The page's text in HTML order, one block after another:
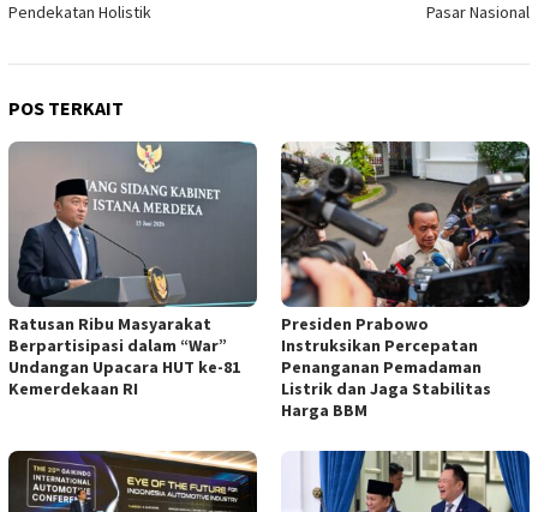
Pendekatan Holistik
Pasar Nasional
POS TERKAIT
Ratusan Ribu Masyarakat
Berpartisipasi dalam “War”
Undangan Upacara HUT ke-81
Kemerdekaan RI
Presiden Prabowo
Instruksikan Percepatan
Penanganan Pemadaman
Listrik dan Jaga Stabilitas
Harga BBM